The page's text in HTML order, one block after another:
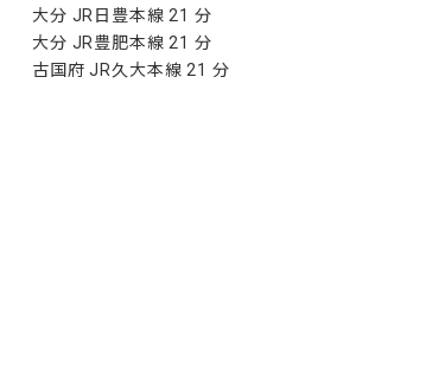
大分 JR日豊本線 21 分
大分 JR豊肥本線 21 分
古国府 JR久大本線 21 分